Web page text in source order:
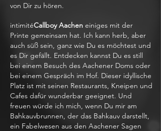
von Dir zu hören.
intimitéCallboy Aachen einiges mit der
Printe gemeinsam hat. Ich kann herb, aber
auch süß sein, ganz wie Du es möchtest und
es Dir gefällt. Entdecken kannst Du es still
bei einem Besuch des Aachener Doms oder
bei einem Gespräch im Hof. Dieser idyllische
Platz ist mit seinen Restaurants, Kneipen und
Cafes dafür wunderbar geeignet. Und
freuen würde ich mich, wenn Du mir am
Bahkauvbrunnen, der das Bahkauv darstellt,
ein Fabelwesen aus den Aachener Sagen